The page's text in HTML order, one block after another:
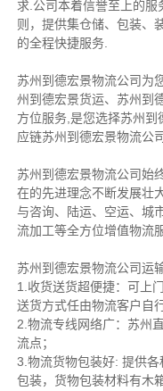
求.公司本着信誉至上的
则，提供集仓储、包装、
的全程快捷服务.
苏州到德宏景物流公司为
州到德宏景货运、苏州到
方位服务,是您选择苏州
应链苏州到德宏景物流公
苏州到德宏景物流公司始
在的先进理念不断发展壮
与咨询、陆运、空运、城
流加工等全方位增值物流
苏州到德宏景物流公司运
1.收货送货超便捷：可上
送货方式任由物流客户自
2.物流专线网络广：苏州
流点；
3.物流货物包装好: 提供
包装，货物包装材料有木